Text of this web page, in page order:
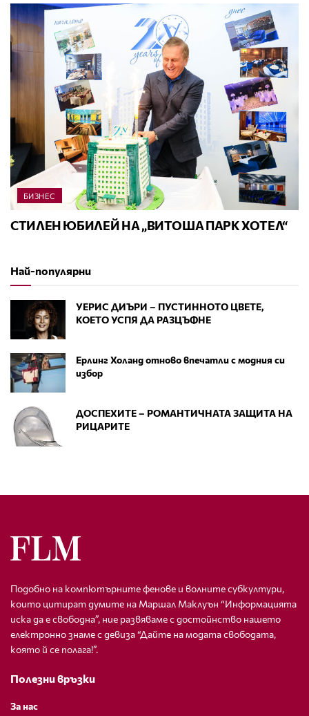
БИЗНЕС
СТИЛЕН ЮБИЛЕЙ НА „ВИТОША ПАРК ХОТЕЛ“
Най-популярни
УЕРИС ДИЪРИ – ПУСТИННОТО ЦВЕТЕ,
КОЕТО УСПЯ ДА РАЗЦЪФНЕ
Ерлинг Холанд отново впечатли с модния си
избор
ДОСПЕХИТЕ – РОМАНТИЧНАТА ЗАЩИТА НА
РИЦАРИТЕ
Подобно на компютърните фенове и волните субкултури,
които цитират думите на Маршал Маклуън “Информацията
иска да е свободна”, ние развяваме с достойнство нашето
електронно знаме с девиза “Дайте на модата свободата,
която й се полага!”.
Полезни връзки
За нас